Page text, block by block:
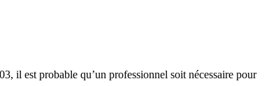
il est probable qu’un professionnel soit nécessaire pour